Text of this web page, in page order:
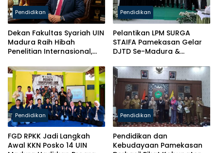
Pendidikan
Dekan Fakultas Syariah UIN
Madura Raih Hibah
Penelitian Internasional,
Kancah Global
Pendidikan
Pelantikan LPM SURGA
STAIFA Pamekasan Gelar
DJTD Se-Madura &
Pendidikan
FGD RPKK Jadi Langkah
Awal KKN Posko 14 UIN
Pendidikan
Pendidikan dan
Kebudayaan Pamekasan